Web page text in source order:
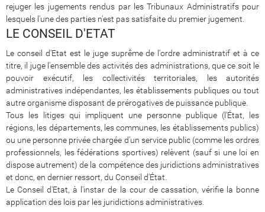
rejuger les jugements rendus par les Tribunaux Administratifs pour
lesquels l'une des parties n'est pas satisfaite du premier jugement.
LE CONSEIL D'ETAT
Le conseil d'Etat est le juge suprême de l'ordre administratif et à ce
titre, il juge l'ensemble des activités des administrations, que ce soit le
pouvoir exécutif, les collectivités territoriales, les autorités
administratives indépendantes, les établissements publiques ou tout
autre organisme disposant de prérogatives de puissance publique.
Tous les litiges qui impliquent une personne publique (l'État, les
régions, les départements, les communes, les établissements publics)
ou une personne privée chargée d'un service public (comme les ordres
professionnels, les fédérations sportives) relèvent (sauf si une loi en
dispose autrement) de la compétence des juridictions administratives
et donc, en dernier ressort, du Conseil d'État.
Le Conseil d'Etat, à l'instar de la cour de cassation, vérifie la bonne
application des lois par les juridictions administratives.